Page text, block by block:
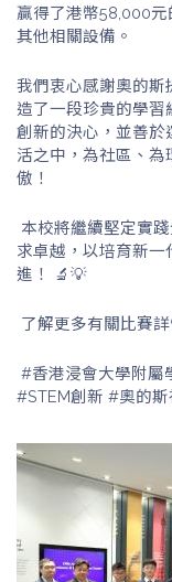
贏得了港幣58,000元
其他相關設備。
我們衷心感謝奧的斯
造了一段珍貴的學習
創新的決心，並善
活之中，為社區、
傲！
本校將繼續堅定實
求卓越，以培育新
進！ 🔬💡
了解更多有關比賽詳
#香港浸會大學附屬
#STEM創新 #奧的